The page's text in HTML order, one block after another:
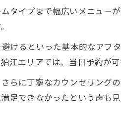
日常に溶け込
フラット
まつエク
まつエク
まつエク
タイプまで幅広いメニュー
けるといった基本的なア
江エリアでは、当日予約が
らに丁寧なカウンセリング
足できなかったという声も